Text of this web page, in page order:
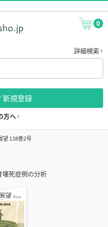
0
詳細検索
新規登録
方へ
望 138巻2号
死症例の分析